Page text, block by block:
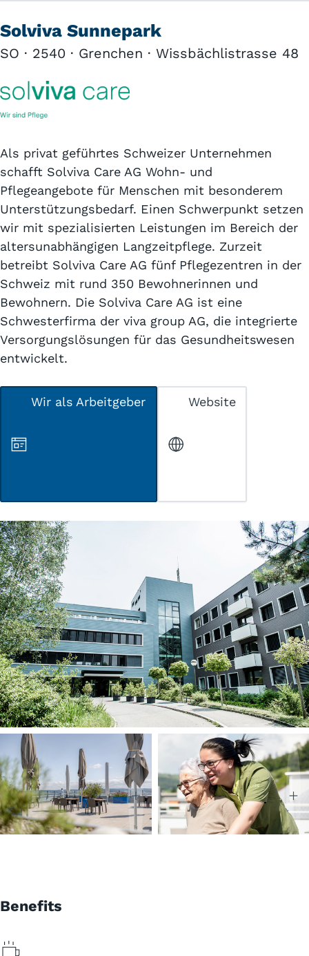
Solviva Sunnepark
SO · 2540 · Grenchen · Wissbächlistrasse 48
Als privat geführtes Schweizer Unternehmen
schafft Solviva Care AG Wohn- und
Pflegeangebote für Menschen mit besonderem
Unterstützungsbedarf. Einen Schwerpunkt setzen
wir mit spezialisierten Leistungen im Bereich der
altersunabhängigen Langzeitpflege. Zurzeit
betreibt Solviva Care AG fünf Pflegezentren in der
Schweiz mit rund 350 Bewohnerinnen und
Bewohnern. Die Solviva Care AG ist eine
Schwesterfirma der viva group AG, die integrierte
Versorgungslösungen für das Gesundheitswesen
entwickelt.
Wir als Arbeitgeber Website
Benefits